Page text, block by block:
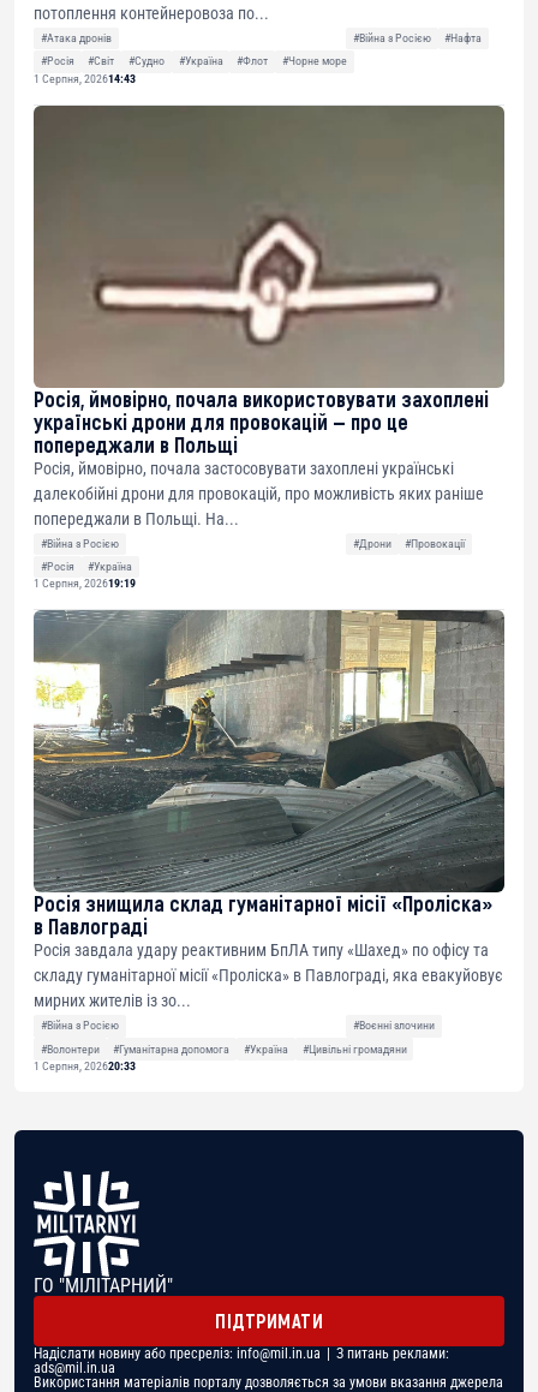
потоплення контейнеровоза по...
#Атака дронів #Війна з Росією
#Нафта
#Росія
#Світ #Судно #Україна #Флот
#Чорне море
1 Серпня, 202614:43
Росія, ймовірно, почала використовувати захоплені
українські дрони для провокацій — про це
попереджали в Польщі
Росія, ймовірно, почала застосовувати захоплені українські
далекобійні дрони для провокацій, про можливість яких раніше
попереджали в Польщі. На...
#Війна з Росією #Дрони
#Провокації
#Росія
#Україна
1 Серпня, 202619:19
Росія знищила склад гуманітарної місії «Проліска»
в Павлограді
Росія завдала удару реактивним БпЛА типу «Шахед» по офісу та
складу гуманітарної місії «Проліска» в Павлограді, яка евакуйовує
мирних жителів із зо...
#Війна з Росією
#Воєнні злочини
#Волонтери
#Гуманітарна допомога #Україна
#Цивільні громадяни
1 Серпня, 202620:33
ГО "МІЛІТАРНИЙ"
ПІДТРИМАТИ
Надіслати новину або пресреліз: info@mil.in.ua | З питань реклами:
ads@mil.in.ua
Використання матеріалів порталу дозволяється за умови вказання джерела